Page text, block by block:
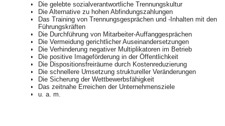
Die gelebte sozialverantwortliche Trennungskultur
Die Alternative zu hohen Abfindungszahlungen
Das Training von Trennungsgesprächen und -Inhalten mit den
Führungskräften
Die Durchführung von Mitarbeiter-Auffanggesprächen
Die Vermeidung gerichtlicher Auseinandersetzungen
Die Verhinderung negativer Multiplikatoren im Betrieb
Die positive Imageförderung in der Öffentlichkeit
Die Dispositionsfreiräume durch Kostenreduzierung
Die schnellere Umsetzung struktureller Veränderungen
Die Sicherung der Wettbewerbsfähigkeit
Das zeitnahe Erreichen der Unternehmensziele
u. a. m.